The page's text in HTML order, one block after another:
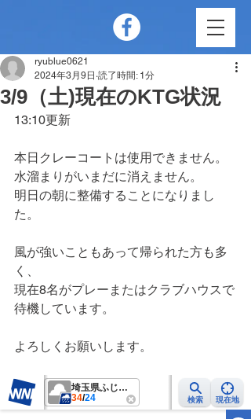
3/9（土)現在のKTG状況
ryublue0621
2024年3月9日 読了時間: 1分
13:10更新
本日クレーコートは使用できません。
水溜まりがいまだに消えません。
明日の朝に整備することになりまし
た。
風が強いこともあって帰られた方も多
く、
現在8名がプレーまたはクラブハウスで
待機しています。
よろしくお願いします。